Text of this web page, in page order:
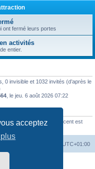
acceptez
ont fermé leurs portes
activités
entier.
0 invisible et 1032 invités (d’après le
, le jeu. 6 août 2026 07:22
enregistré le plus récent est
UTC+01:00
© phpBB Limited